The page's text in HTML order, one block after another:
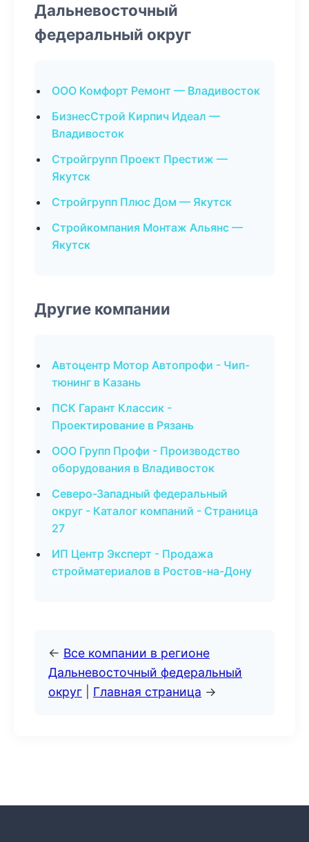
Дальневосточный
федеральный округ
ООО Комфорт Ремонт — Владивосток
БизнесСтрой Кирпич Идеал —
Владивосток
Стройгрупп Проект Престиж —
Якутск
Стройгрупп Плюс Дом — Якутск
Стройкомпания Монтаж Альянс —
Якутск
Другие компании
Автоцентр Мотор Автопрофи - Чип-
тюнинг в Казань
ПСК Гарант Классик -
Проектирование в Рязань
ООО Групп Профи - Производство
оборудования в Владивосток
Северо-Западный федеральный
округ - Каталог компаний - Страница
27
ИП Центр Эксперт - Продажа
стройматериалов в Ростов-на-Дону
← Все компании в регионе
Дальневосточный федеральный
округ
Главная страница →